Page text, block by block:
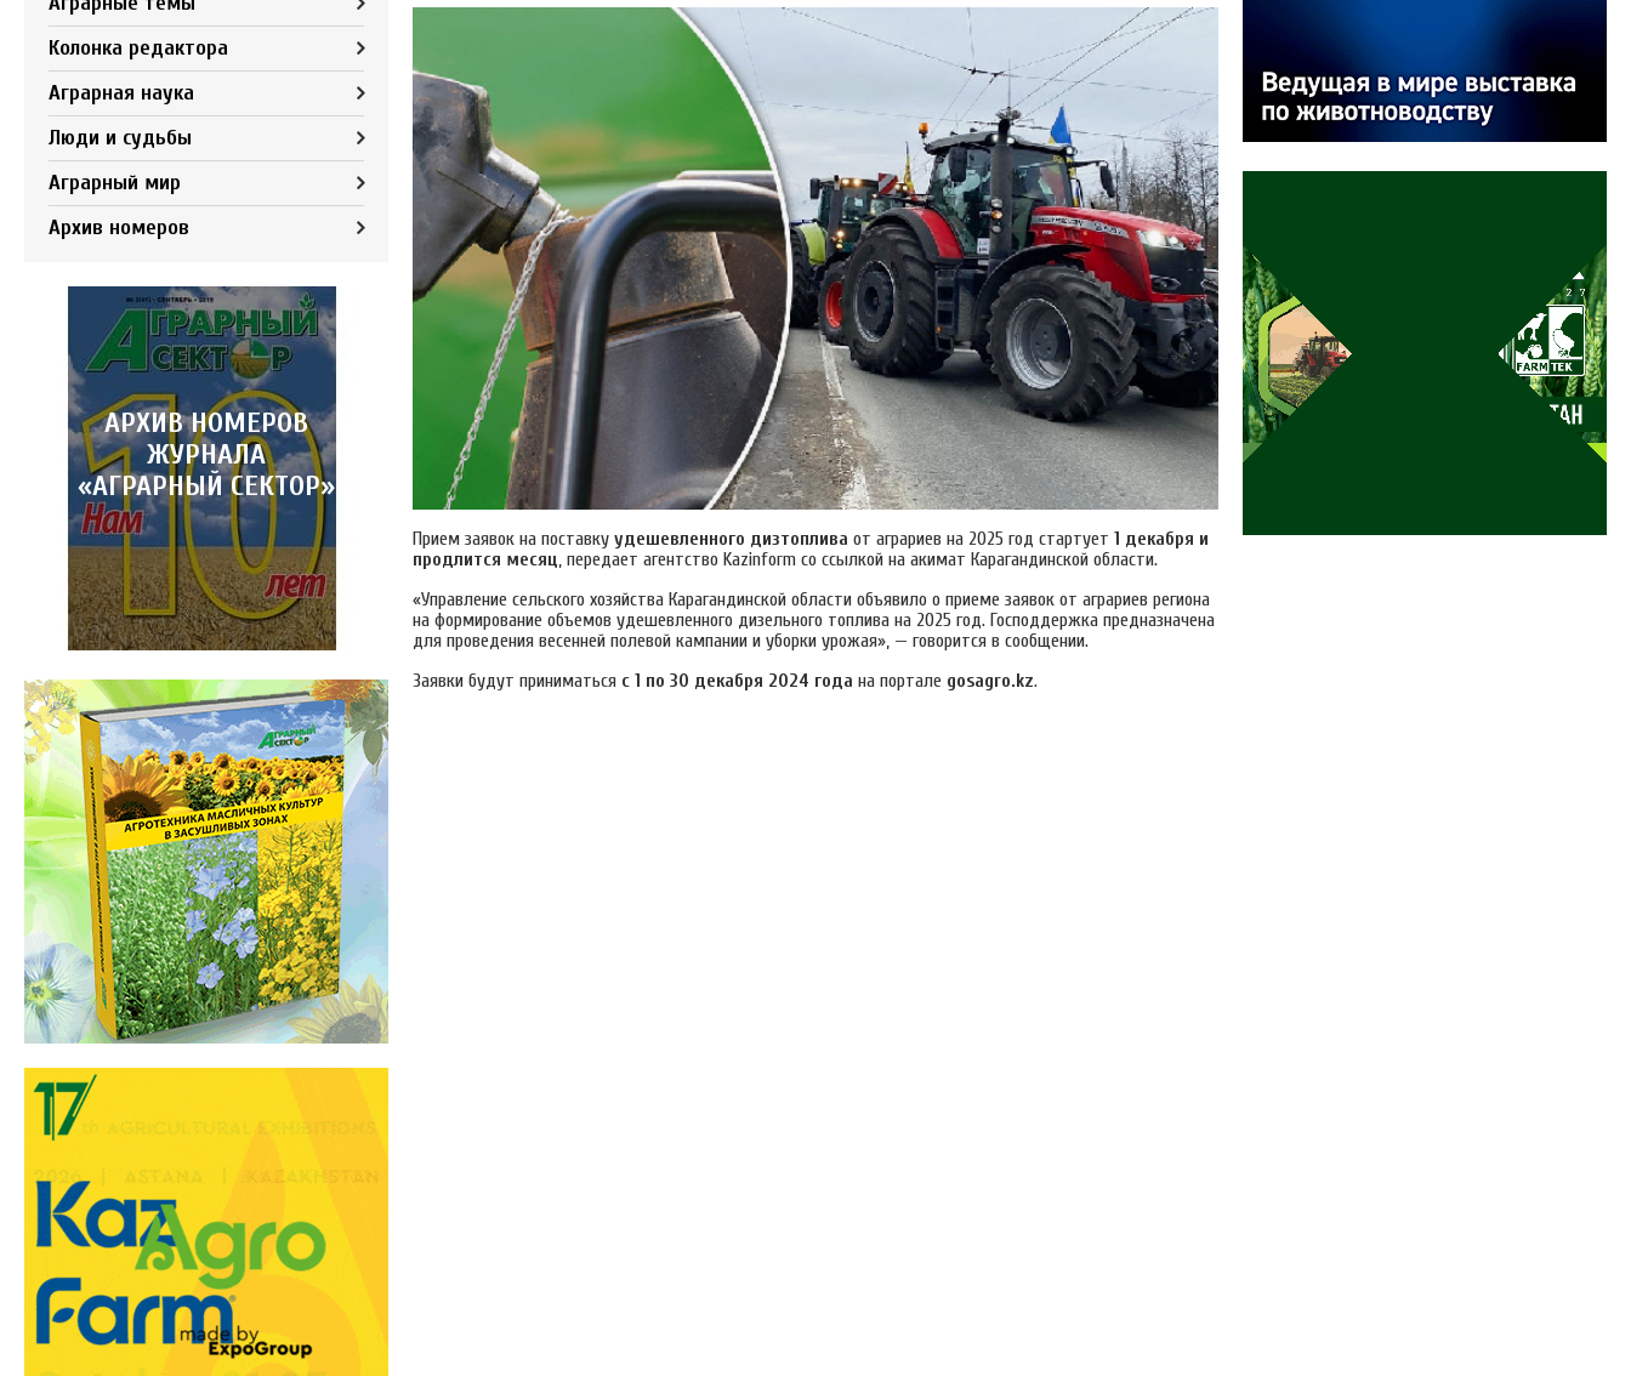
Колонка редактора
Аграрная наука
Люди и судьбы
Аграрный мир
Архив номеров
АРХИВ НОМЕРОВ
ЖУРНАЛА
«АГРАРНЫЙ СЕКТОР»
Прием заявок на поставку удешевленного дизтоплива от аграриев на 2025 год стартует 1 декабря и
продлится месяц, передает агентство Kazinform со ссылкой на акимат Карагандинской области.
«Управление сельского хозяйства Карагандинской области объявило о приеме заявок от аграриев региона
на формирование объемов удешевленного дизельного топлива на 2025 год. Господдержка предназначена
для проведения весенней полевой кампании и уборки урожая», — говорится в сообщении.
Заявки будут приниматься с 1 по 30 декабря 2024 года на портале gosagro.kz.